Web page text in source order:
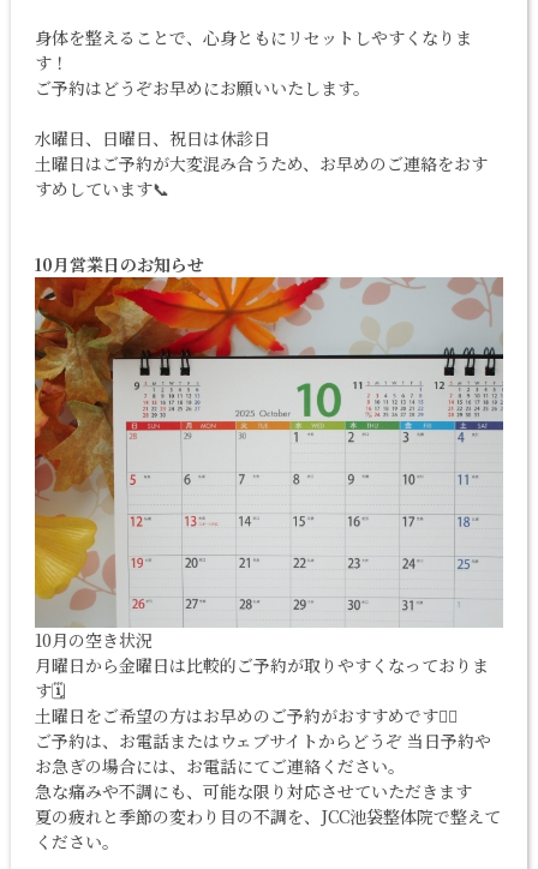
身体を整えることで、心身ともにリセットしやすくなりま
す！
ご予約はどうぞお早めにお願いいたします。
水曜日、日曜日、祝日は休診日
土曜日はご予約が大変混み合うため、お早めのご連絡をおす
すめしています📞
10月営業日のお知らせ
10月の空き状況
月曜日から金曜日は比較的ご予約が取りやすくなっておりま
す🗓️
土曜日をご希望の方はお早めのご予約がおすすめです🏃‍♀️
ご予約は、お電話またはウェブサイトからどうぞ 当日予約や
お急ぎの場合には、お電話にてご連絡ください。
急な痛みや不調にも、可能な限り対応させていただきます
夏の疲れと季節の変わり目の不調を、JCC池袋整体院で整えて
ください。